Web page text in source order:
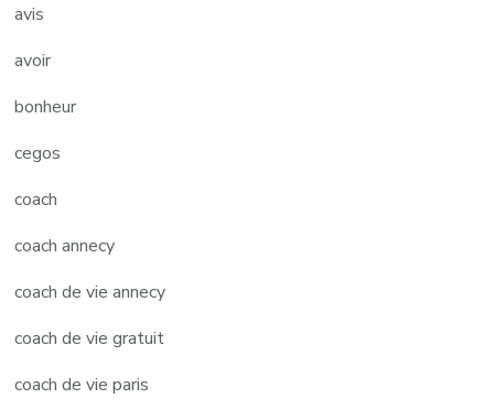
avis
avoir
bonheur
cegos
coach
coach annecy
coach de vie annecy
coach de vie gratuit
coach de vie paris